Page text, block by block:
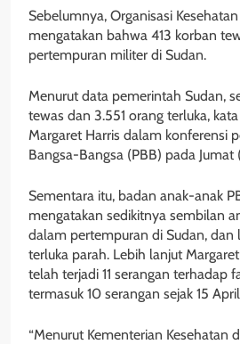
Sebelumnya, Organisasi
mengatakan bahwa 413 korban
pertempuran militer di Sudan.
Menurut data pemerintah Sudan,
tewas dan 3.551 orang terluka,
Margaret Harris dalam konferensi
Bangsa-Bangsa (PBB) pada Jumat
Sementara itu, badan anak-anak
mengatakan sedikitnya sembilan
dalam pertempuran di Sudan, dan
terluka parah. Lebih lanjut
telah terjadi 11 serangan terhadap
termasuk 10 serangan sejak 15
“Menurut Kementerian Kesehatan